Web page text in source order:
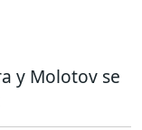
y Molotov se